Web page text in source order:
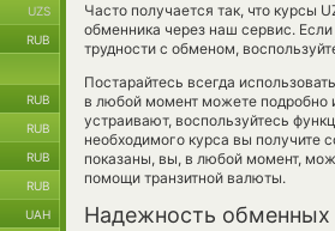
Часто получается так, что курсы
обменника через наш сервис.
трудности с обменом,
Постарайтесь всегда использовать
в любой момент можете подробно
устраивают, воспользуйтесь
необходимого курса вы получите
показаны, вы, в любой момент,
помощи транзитной валюты.
Надежность обменных
UZS
RUB
RUB
RUB
RUB
RUB
UAH